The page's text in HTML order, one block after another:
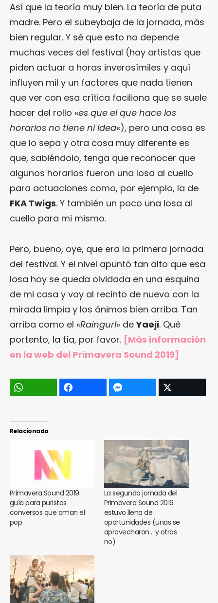
Así que la teoría muy bien. La teoría de puta
madre. Pero el subeybaja de la jornada, más
bien regular. Y sé que esto no depende
muchas veces del festival (hay artistas que
piden actuar a horas inverosímiles y aquí
influyen mil y un factores que nada tienen
que ver con esa crítica faciliona que se suele
hacer del rollo «es que el que hace los
horarios no tiene ni idea«), pero una cosa es
que lo sepa y otra cosa muy diferente es
que, sabiéndolo, tenga que reconocer que
algunos horarios fueron una losa al cuello
para actuaciones como, por ejemplo, la de
FKA Twigs. Y también un poco una losa al
cuello para mi mismo.
Pero, bueno, oye, que era la primera jornada
del festival. Y el nivel apuntó tan alto que esa
losa hoy se queda olvidada en una esquina
de mi casa y voy al recinto de nuevo con la
mirada limpia y los ánimos bien arriba. Tan
arriba como el «Raingurl» deYaeji. Qué
portento, la tía, por favor. [Más información
en la web del Primavera Sound 2019]
Relacionado
Primavera Sound 2019:
guía para puristas
conversos que aman el
pop
La segunda jornada del
Primavera Sound 2019
estuvo llena de
oportunidades (unas se
aprovecharon… y otras
no)